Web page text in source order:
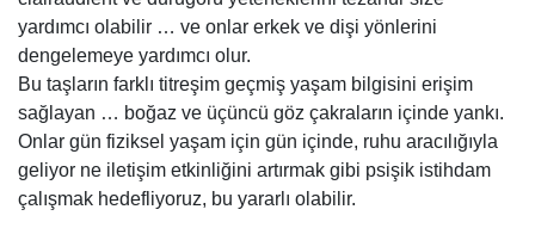
yardımcı olabilir … ve onlar erkek ve dişi yönlerini
dengelemeye yardımcı olur.
Bu taşların farklı titreşim geçmiş yaşam bilgisini erişim
sağlayan … boğaz ve üçüncü göz çakraların içinde yankı.
Onlar gün fiziksel yaşam için gün içinde, ruhu aracılığıyla
geliyor ne iletişim etkinliğini artırmak gibi psişik istihdam
çalışmak hedefliyoruz, bu yararlı olabilir.